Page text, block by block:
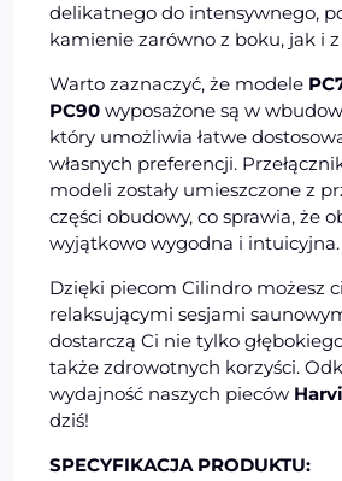
delikatnego do intensywnego,
kamienie zarówno z boku, jak i
Warto zaznaczyć, że modele
PC90 wyposażone są w
który umożliwia łatwe
własnych preferencji.
modeli zostały umieszczone z
części obudowy, co sprawia, że
wyjątkowo wygodna i intuicyjna.
Dzięki piecom Cilindro możesz
relaksującymi sesjami
dostarczą Ci nie tylko
także zdrowotnych korzyści.
wydajność naszych pieców
dziś!
SPECYFIKACJA PRODUKTU: